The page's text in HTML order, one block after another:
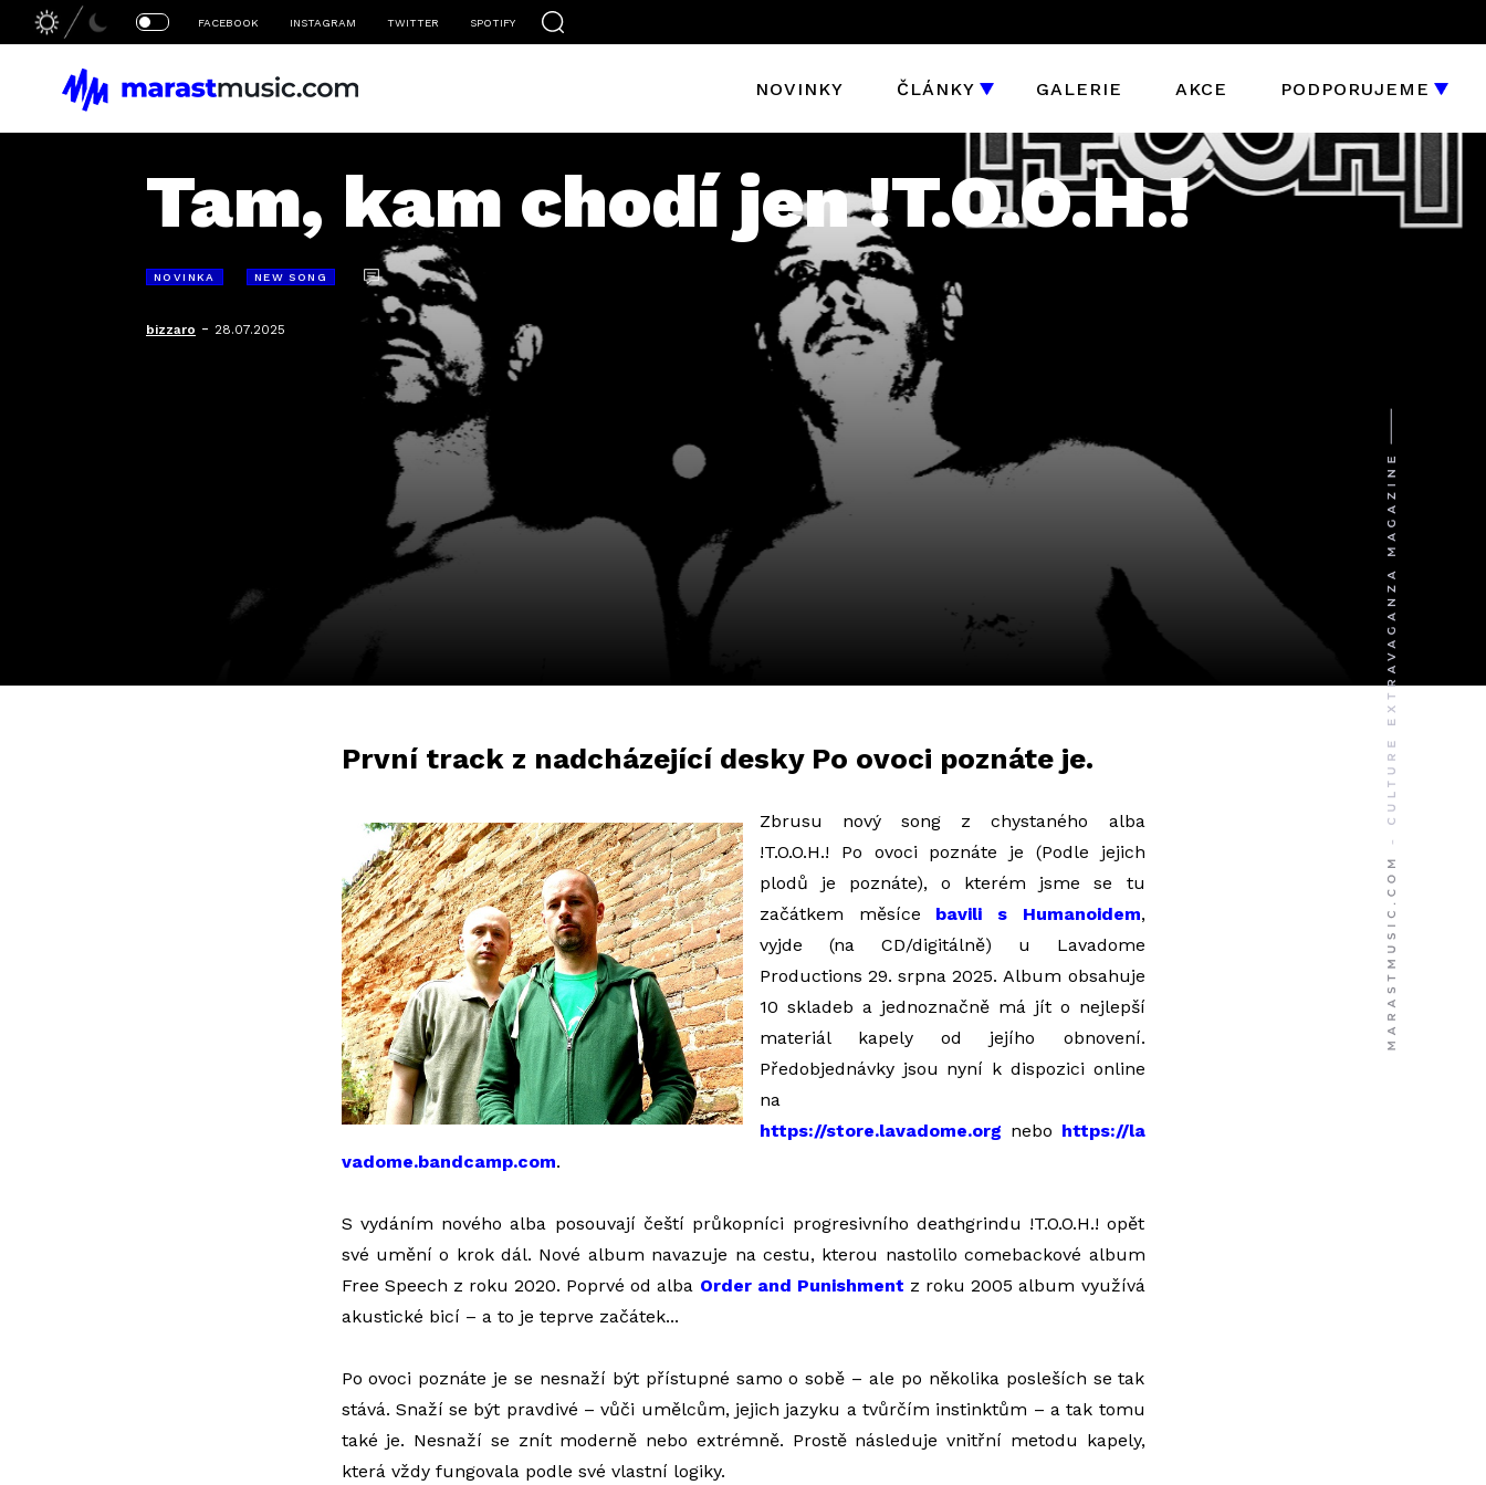
FACEBOOK INSTAGRAM TWITTER SPOTIFY
NOVINKY ČLÁNKY GALERIE AKCE PODPORUJEME
Tam, kam chodí jen !T.O.O.H.!
NOVINKA NEW SONG
bizzaro - 28.07.2025
První track z nadcházející desky Po ovoci poznáte je.
Zbrusu nový song z chystaného alba
!T.O.O.H.! Po ovoci poznáte je (Podle jejich
plodů je poznáte), o kterém jsme se tu
začátkem měsíce bavili s Humanoidem,
vyjde (na CD/digitálně) u Lavadome
Productions 29. srpna 2025.Album obsahuje
10 skladeb a jednoznačně má jít o nejlepší
materiál kapely od jejího obnovení.
Předobjednávky jsou nyní k dispozici online
na
https://store.lavadome.org nebo https://la
vadome.bandcamp.com.
S vydáním nového alba posouvají čeští průkopníci progresivního deathgrindu !T.O.O.H.! opět
své umění o krok dál. Nové album navazuje na cestu, kterou nastolilo comebackové album
Free Speech z roku 2020. Poprvé od alba Order and Punishment z roku 2005 album využívá
akustické bicí – a to je teprve začátek...
Po ovoci poznáte je se nesnaží být přístupné samo o sobě – ale po několika posleších se tak
stává. Snaží se být pravdivé – vůči umělcům, jejich jazyku a tvůrčím instinktům – a tak tomu
také je. Nesnaží se znít moderně nebo extrémně. Prostě následuje vnitřní metodu kapely,
která vždy fungovala podle své vlastní logiky.